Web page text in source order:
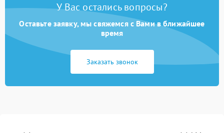
У Вас остались вопросы?
Оставьте заявку, мы свяжемся с Вами в ближайшее
время
Заказать звонок